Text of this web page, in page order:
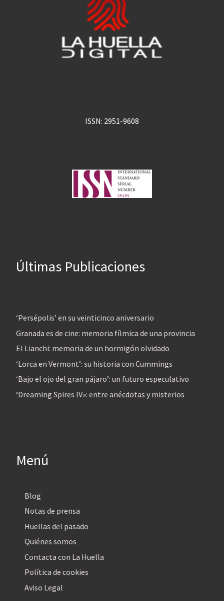
ISSN: 2951-9608
Últimas Publicaciones
‘Persépolis’ en su veinticinco aniversario
Granada es de cine: memoria fílmica de una provincia
El Lianchi: memoria de un hormigón olvidado
‘Lorca en Vermont’: su historia con Cummings
‘Bajo el ojo del gran pájaro’: un futuro especulativo
‘Dreaming Spires IV»: entre anécdotas y misterios
Menú
Blog
Notas de prensa
Huellas del pasado
Quiénes somos
Contacta con La Huella
Política de cookies
Aviso Legal